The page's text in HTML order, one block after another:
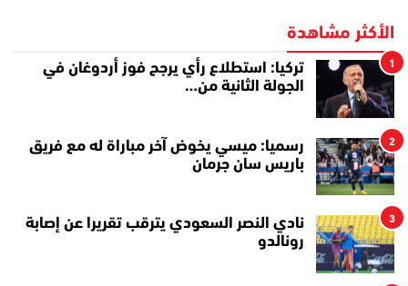
الأكثر مشاهدة
1
تركيا: استطلاع رأي يرجح فوز أردوغان في
الجولة الثانية من…
2
رسميا: ميسي يخوض آخر مباراة له مع فريق
باريس سان جرمان
3
نادي النصر السعودي يترقب تقريرا عن إصابة
رونالدو